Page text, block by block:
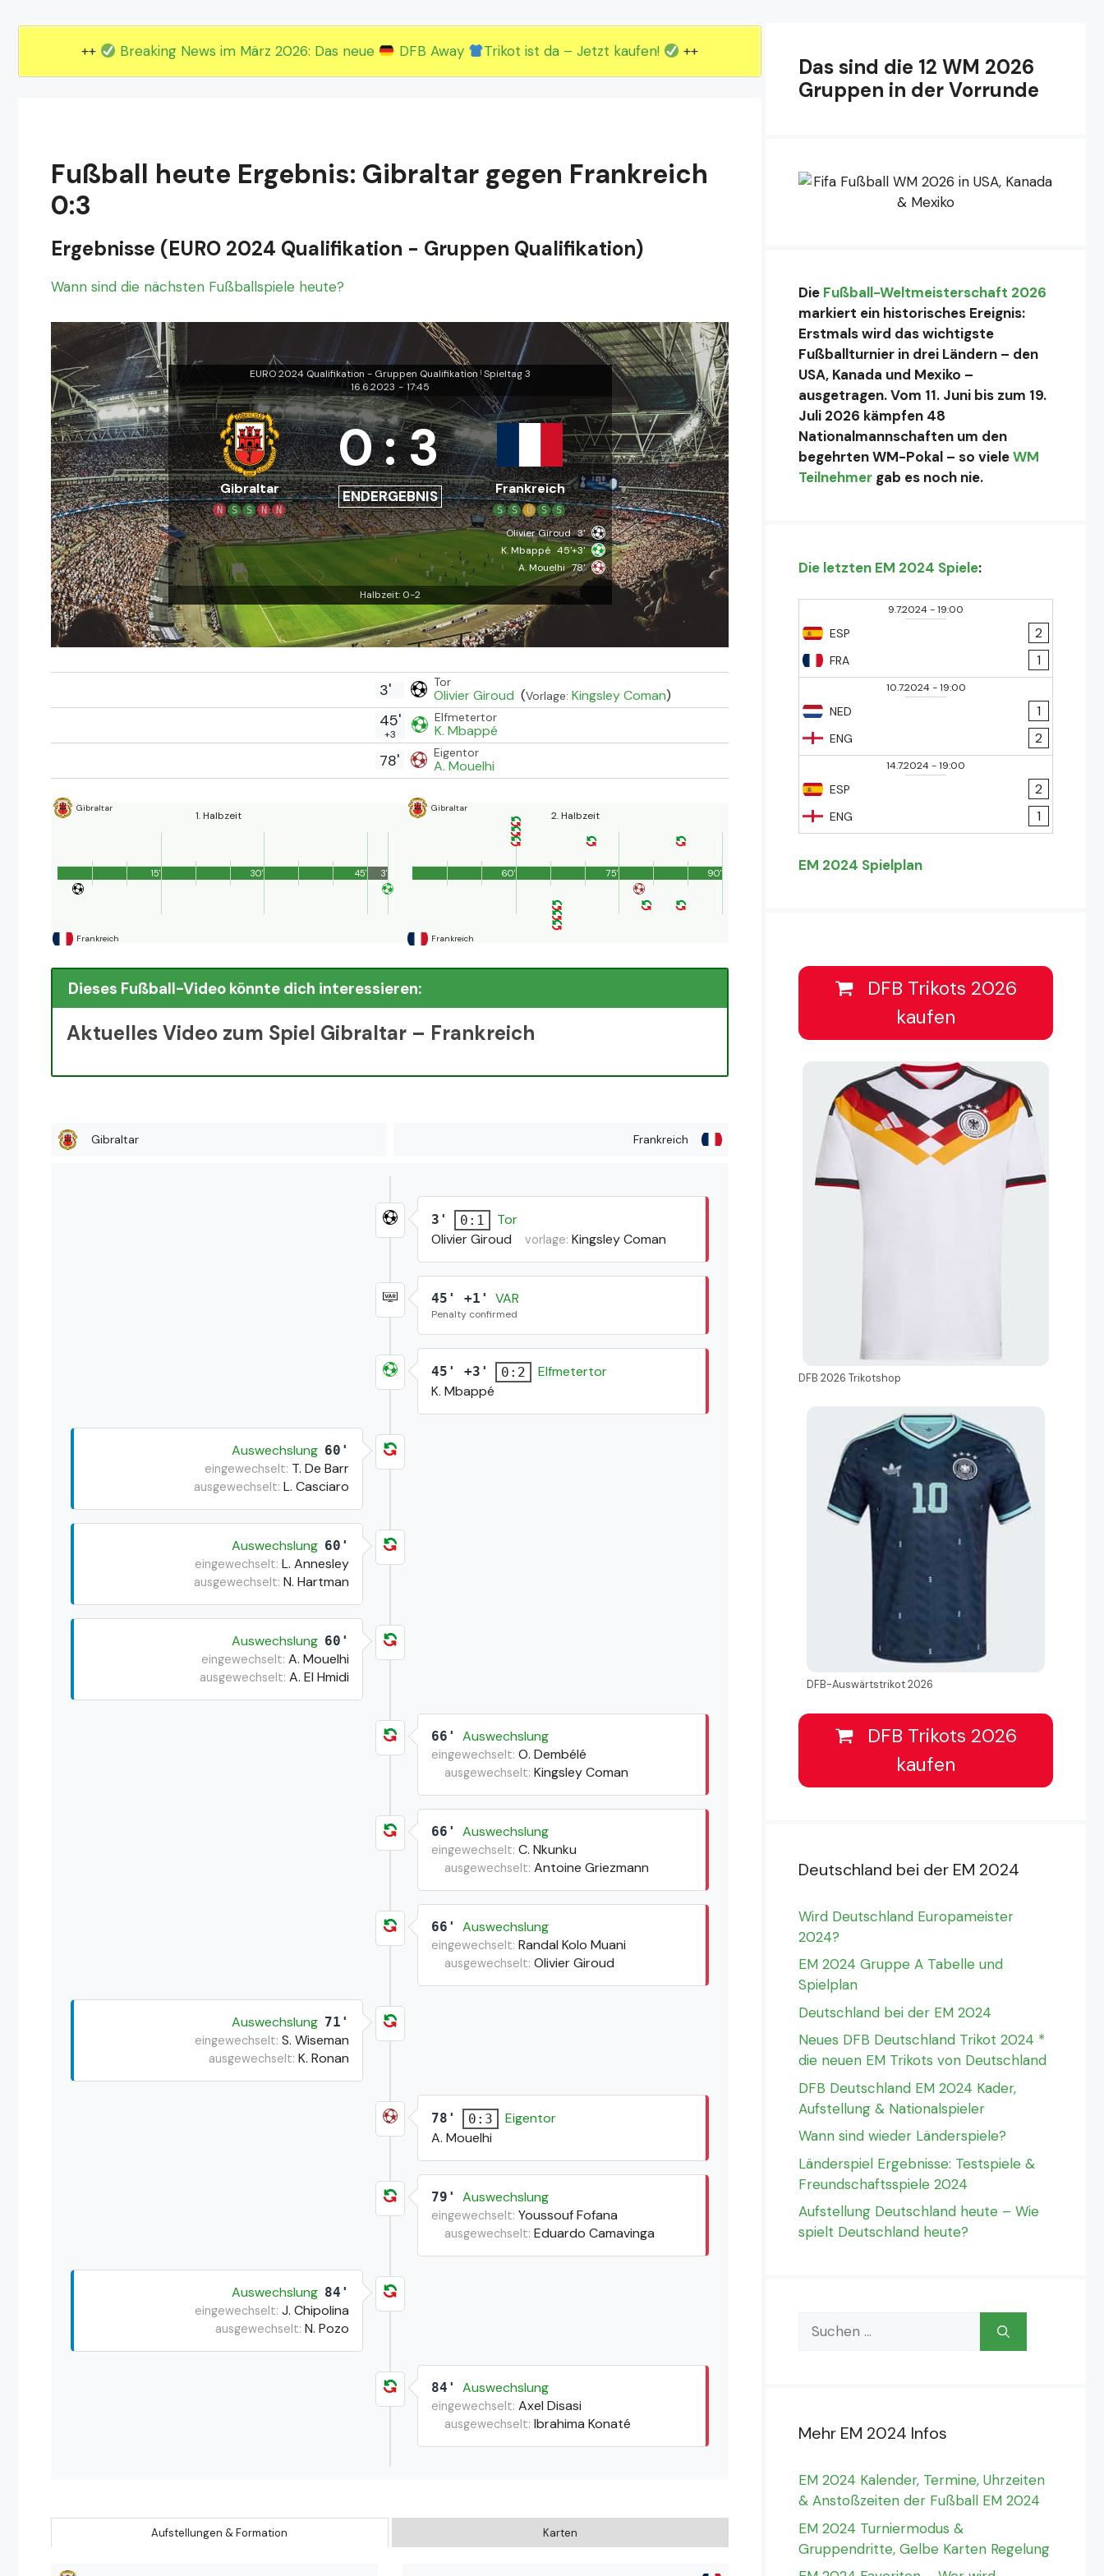
++ Breaking News im März 2026: Das neue DFB Away Trikot ist da – Jetzt kaufen! ++
Fußball heute Ergebnis: Gibraltar gegen Frankreich
0:3
Ergebnisse (EURO 2024 Qualifikation - Gruppen Qualifikation)
Wann sind die nächsten Fußballspiele heute?
EURO 2024 Qualifikation - Gruppen Qualifikation | Spieltag 3
16.6.2023 - 17:45
Gibraltar
N S S N N
0:3
ENDERGEBNIS Frankreich
S S U S S
Olivier Giroud 3'
K. Mbappé 45'+3'
A. Mouelhi 78'
Halbzeit: 0-2
3' Tor
Olivier Giroud (Vorlage: Kingsley Coman)
45'
+3
Elfmetertor
K. Mbappé
78' Eigentor
A. Mouelhi
Gibraltar
1. Halbzeit
Frankreich
45'
15' 30' 3'
Gibraltar
2. Halbzeit
Frankreich
90'
60' 75'
Dieses Fußball-Video könnte dich interessieren:
Aktuelles Video zum Spiel Gibraltar – Frankreich
Gibraltar Frankreich
3' 0:1
Tor
Olivier Giroud
vorlage: Kingsley Coman
45' +1' VAR
Penalty confirmed
45' +3' 0:2
Elfmetertor
K. Mbappé
Auswechslung 60'
eingewechselt: T. De Barr
ausgewechselt: L. Casciaro
Auswechslung 60'
eingewechselt: L. Annesley
ausgewechselt: N. Hartman
Auswechslung 60'
eingewechselt: A. Mouelhi
ausgewechselt: A. El Hmidi
66' Auswechslung
eingewechselt: O. Dembélé
ausgewechselt: Kingsley Coman
66' Auswechslung
eingewechselt: C. Nkunku
ausgewechselt: Antoine Griezmann
66' Auswechslung
eingewechselt: Randal Kolo Muani
ausgewechselt: Olivier Giroud
Auswechslung 71'
eingewechselt: S. Wiseman
ausgewechselt: K. Ronan
78' 0:3
Eigentor
A. Mouelhi
79' Auswechslung
eingewechselt: Youssouf Fofana
ausgewechselt: Eduardo Camavinga
Auswechslung 84'
eingewechselt: J. Chipolina
ausgewechselt: N. Pozo
84' Auswechslung
eingewechselt: Axel Disasi
ausgewechselt: Ibrahima Konaté
Aufstellungen & Formation Karten
Das sind die 12 WM 2026
Gruppen in der Vorrunde
Die Fußball-Weltmeisterschaft 2026
markiert ein historisches Ereignis:
Erstmals wird das wichtigste
Fußballturnier in drei Ländern – den
USA, Kanada und Mexiko –
ausgetragen. Vom 11. Juni bis zum 19.
Juli 2026 kämpfen 48
Nationalmannschaften um den
begehrten WM-Pokal – so vieleWM
Teilnehmer gab es noch nie.
Die letzten EM 2024 Spiele:
9.7.2024-19:00
ESP
FRA
2
1
10.7.2024-19:00
NED
ENG
1
2
14.7.2024-19:00
ESP
ENG
2
1
EM 2024 Spielplan
DFB Trikots 2026
kaufen
DFB 2026 Trikotshop
DFB-Auswärtstrikot 2026
DFB Trikots 2026
kaufen
Deutschland bei der EM 2024
Wird Deutschland Europameister
2024?
EM 2024 Gruppe A Tabelle und
Spielplan
Deutschland bei der EM 2024
Neues DFB Deutschland Trikot 2024 *
die neuen EM Trikots von Deutschland
DFB Deutschland EM 2024 Kader,
Aufstellung & Nationalspieler
Wann sind wieder Länderspiele?
Länderspiel Ergebnisse: Testspiele &
Freundschaftsspiele 2024
Aufstellung Deutschland heute – Wie
spielt Deutschland heute?
Suchen
nach:
Mehr EM 2024 Infos
EM 2024 Kalender, Termine, Uhrzeiten
& Anstoßzeiten der Fußball EM 2024
EM 2024 Turniermodus &
Gruppendritte, Gelbe Karten Regelung